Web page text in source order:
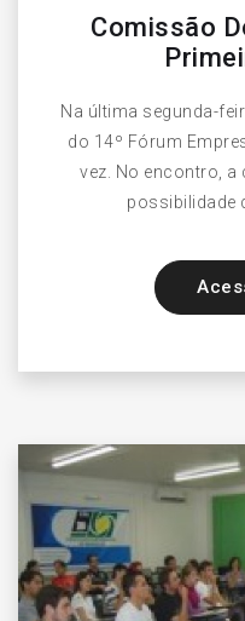
Comissão
Na última segunda-
do 14º Fórum
vez. No encontro,
possibilidade